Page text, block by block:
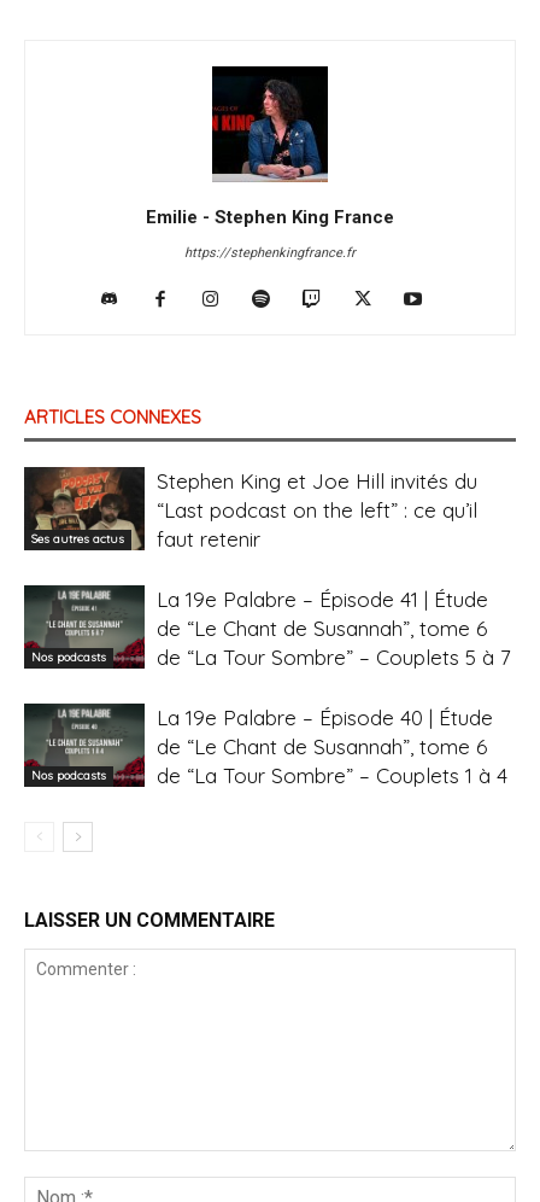
Emilie - Stephen King France
https://stephenkingfrance.fr
ARTICLES CONNEXES
Ses autres actus
Stephen King et Joe Hill invités du
“Last podcast on the left” : ce qu’il
faut retenir
Nos podcasts
La 19e Palabre – Épisode 41 | Étude
de “Le Chant de Susannah”, tome 6
de “La Tour Sombre” – Couplets 5 à 7
Nos podcasts
La 19e Palabre – Épisode 40 | Étude
de “Le Chant de Susannah”, tome 6
de “La Tour Sombre” – Couplets 1 à 4
LAISSER UN COMMENTAIRE